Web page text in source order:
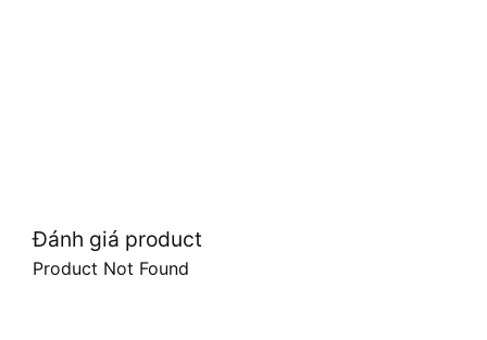
Đánh giá product
Product Not Found